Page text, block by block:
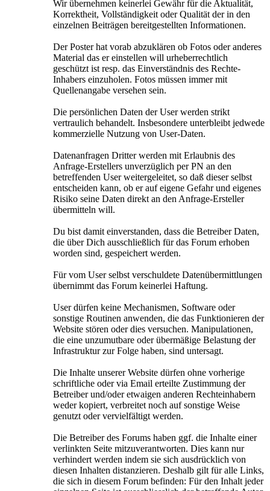
Wir übernehmen keinerlei Gewähr für die Aktualität,
Korrektheit, Vollständigkeit oder Qualität der in den
einzelnen Beiträgen bereitgestellten Informationen.
Der Poster hat vorab abzuklären ob Fotos oder anderes
Material das er einstellen will urheberrechtlich
geschützt ist resp. das Einverständnis des Rechte-
Inhabers einzuholen. Fotos müssen immer mit
Quellenangabe versehen sein.
Die persönlichen Daten der User werden strikt
vertraulich behandelt. Insbesondere unterbleibt jedwede
kommerzielle Nutzung von User-Daten.
Datenanfragen Dritter werden mit Erlaubnis des
Anfrage-Erstellers unverzüglich per PN an den
betreffenden User weitergeleitet, so daß dieser selbst
entscheiden kann, ob er auf eigene Gefahr und eigenes
Risiko seine Daten direkt an den Anfrage-Ersteller
übermitteln will.
Du bist damit einverstanden, dass die Betreiber Daten,
die über Dich ausschließlich für das Forum erhoben
worden sind, gespeichert werden.
Für vom User selbst verschuldete Datenübermittlungen
übernimmt das Forum keinerlei Haftung.
User dürfen keine Mechanismen, Software oder
sonstige Routinen anwenden, die das Funktionieren der
Website stören oder dies versuchen. Manipulationen,
die eine unzumutbare oder übermäßige Belastung der
Infrastruktur zur Folge haben, sind untersagt.
Die Inhalte unserer Website dürfen ohne vorherige
schriftliche oder via Email erteilte Zustimmung der
Betreiber und/oder etwaigen anderen Rechteinhabern
weder kopiert, verbreitet noch auf sonstige Weise
genutzt oder vervielfältigt werden.
Die Betreiber des Forums haben ggf. die Inhalte einer
verlinkten Seite mitzuverantworten. Dies kann nur
verhindert werden indem sie sich ausdrücklich von
diesen Inhalten distanzieren. Deshalb gilt für alle Links,
die sich in diesem Forum befinden: Für den Inhalt jeder